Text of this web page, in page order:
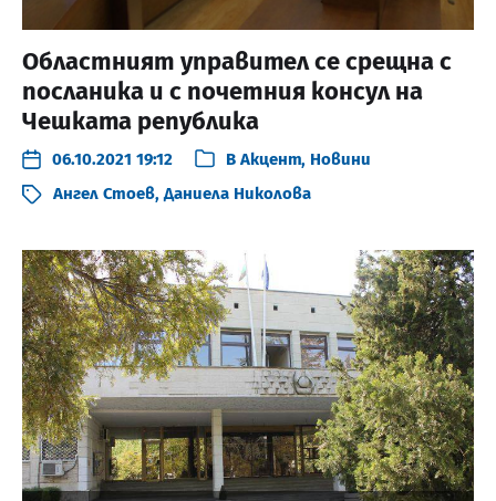
Областният управител се срещна с
посланика и с почетния консул на
Чешката република
06.10.2021 19:12 В Акцент, Новини
Ангел Стоев,Даниела Николова